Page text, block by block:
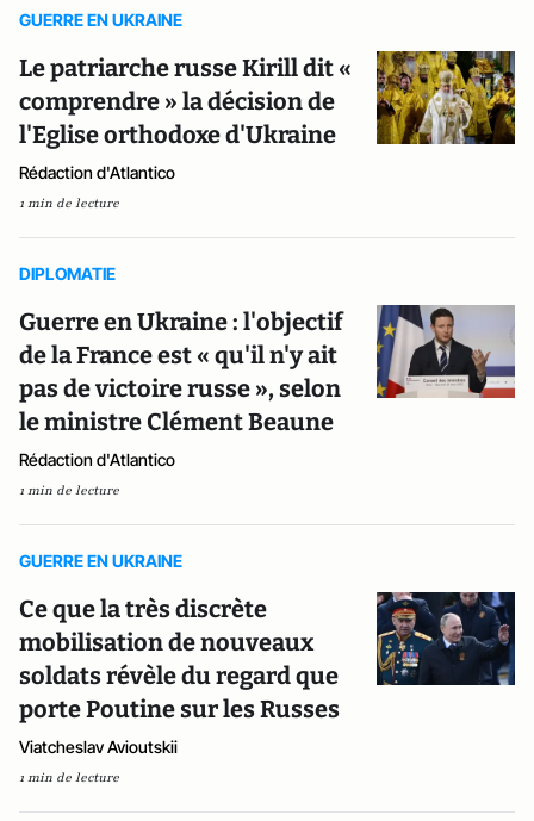
GUERRE EN UKRAINE
Le patriarche russe Kirill dit «
comprendre » la décision de
l'Eglise orthodoxe d'Ukraine
Rédaction d'Atlantico
1 min de lecture
DIPLOMATIE
Guerre en Ukraine : l'objectif
de la France est « qu'il n'y ait
pas de victoire russe », selon
le ministre Clément Beaune
Rédaction d'Atlantico
1 min de lecture
GUERRE EN UKRAINE
Ce que la très discrète
mobilisation de nouveaux
soldats révèle du regard que
porte Poutine sur les Russes
Viatcheslav Avioutskii
1 min de lecture